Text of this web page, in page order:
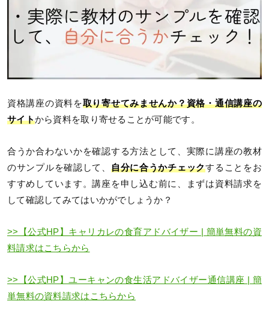
資格講座の資料を取り寄せてみませんか？資格・通信講座の
サイトから資料を取り寄せることが可能です。
合うか合わないかを確認する方法として、実際に講座の教材
のサンプルを確認して、 自分に合うかチェックすることをお
すすめしています。講座を申し込む前に、まずは資料請求を
して確認してみてはいかがでしょうか？
>>【公式HP】キャリカレの食育アドバイザー | 簡単無料の資
料請求はこちらから
>>【公式HP】ユーキャンの食生活アドバイザー通信講座 | 簡
単無料の資料請求はこちらから